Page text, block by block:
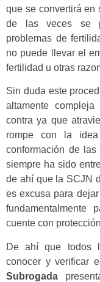
que se convertirá en
de las veces se
problemas de
no puede llevar el
fertilidad u otras
Sin duda este
altamente
contra ya que
rompe con la
conformación de
siempre ha sido
de ahí que la SCJN
es excusa para
cuente con
De ahí que todos
conocer y verificar
Subrogada